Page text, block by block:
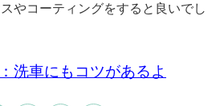
やコーティングをすると良いでし
洗車にもコツがあるよ